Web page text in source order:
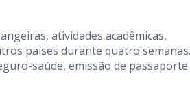
atividades acadêmicas,
países durante quatro semanas.
saúde, emissão de passaporte